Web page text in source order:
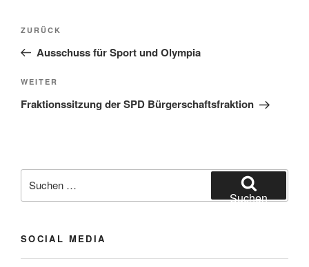
Beitragsnavigation
Vorheriger
Beitrag
ZURÜCK
Ausschuss für Sport und Olympia
Nächster
Beitrag
WEITER
Fraktionssitzung der SPD Bürgerschaftsfraktion
nach:
Suchen
SOCIAL MEDIA